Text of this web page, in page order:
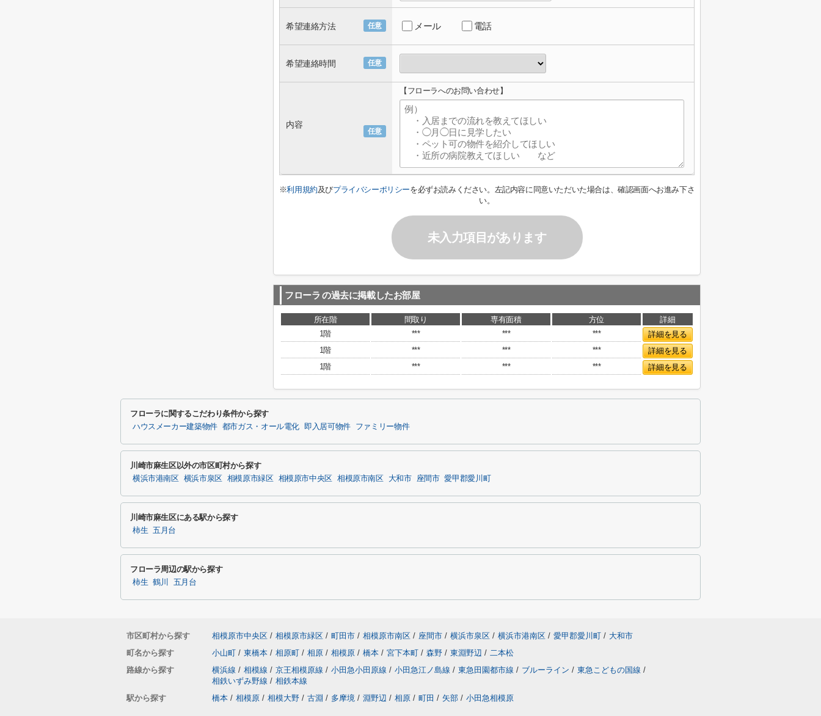
任意
希望連絡方法 メール 電話
任意
希望連絡時間
任意
内容
【フローラへのお問い合わせ】
※利用規約及びプライバシーポリシーを必ずお読みください。左記内容に同意いただいた場合は、確認画面へお進み下さ
い。
未入力項目があります
フローラ の過去に掲載したお部屋
所在階 間取り 専有面積 方位
詳細
1階
*** *** ***
詳細を見る
1階
*** *** ***
詳細を見る
1階
*** *** *** 詳細を見る
フローラに関するこだわり条件から探す
ハウスメーカー建築物件 都市ガス・オール電化 即入居可物件 ファミリー物件
川崎市麻生区以外の市区町村から探す
横浜市港南区 横浜市泉区 相模原市緑区 相模原市中央区 相模原市南区 大和市 座間市 愛甲郡愛川町
川崎市麻生区にある駅から探す
柿生 五月台
フローラ周辺の駅から探す
柿生 鶴川 五月台
市区町村から探す 相模原市中央区 / 相模原市緑区 / 町田市 / 相模原市南区 / 座間市 / 横浜市泉区 / 横浜市港南区 / 愛甲郡愛川町 / 大和市
町名から探す
小山町 / 東橋本 / 相原町 / 相原 / 相模原 / 橋本 / 宮下本町 / 森野 / 東淵野辺 / 二本松
路線から探す
横浜線 / 相模線 / 京王相模原線 / 小田急小田原線 / 小田急江ノ島線 / 東急田園都市線 / ブルーライン / 東急こどもの国線 /
相鉄いずみ野線 / 相鉄本線
駅から探す
橋本 / 相模原 / 相模大野 / 古淵 / 多摩境 / 淵野辺 / 相原 / 町田 / 矢部 / 小田急相模原